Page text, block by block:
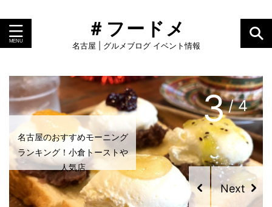
＃フードメ
名古屋 | グルメブログ イベント情報
名古屋のおすすめモーニング
ランキング！小倉トーストや
人気店
3/ 4